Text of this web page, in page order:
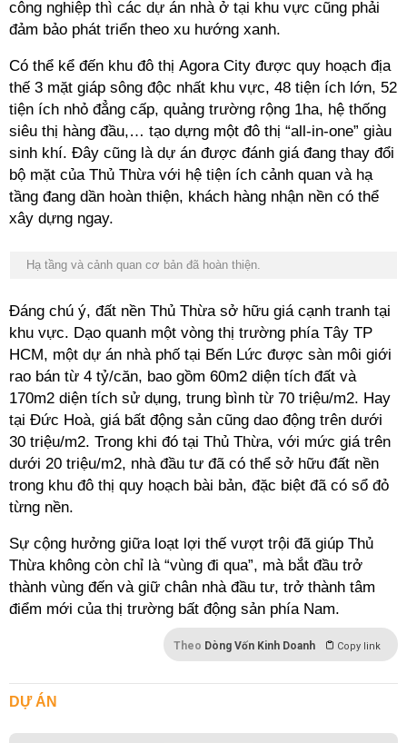
công nghiệp thì các dự án nhà ở tại khu vực cũng phải
đảm bảo phát triển theo xu hướng xanh.
Có thể kể đến khu đô thị Agora City được quy hoạch địa
thế 3 mặt giáp sông độc nhất khu vực, 48 tiện ích lớn, 52
tiện ích nhỏ đẳng cấp, quảng trường rộng 1ha, hệ thống
siêu thị hàng đầu,… tạo dựng một đô thị “all-in-one” giàu
sinh khí. Đây cũng là dự án được đánh giá đang thay đổi
bộ mặt của Thủ Thừa với hệ tiện ích cảnh quan và hạ
tầng đang dần hoàn thiện, khách hàng nhận nền có thể
xây dựng ngay.
Hạ tầng và cảnh quan cơ bản đã hoàn thiện.
Đáng chú ý, đất nền Thủ Thừa sở hữu giá cạnh tranh tại
khu vực. Dạo quanh một vòng thị trường phía Tây TP
HCM, một dự án nhà phố tại Bến Lức được sàn môi giới
rao bán từ 4 tỷ/căn, bao gồm 60m2 diện tích đất và
170m2 diện tích sử dụng, trung bình từ 70 triệu/m2. Hay
tại Đức Hoà, giá bất động sản cũng dao động trên dưới
30 triệu/m2. Trong khi đó tại Thủ Thừa, với mức giá trên
dưới 20 triệu/m2, nhà đầu tư đã có thể sở hữu đất nền
trong khu đô thị quy hoạch bài bản, đặc biệt đã có sổ đỏ
từng nền.
Sự cộng hưởng giữa loạt lợi thế vượt trội đã giúp Thủ
Thừa không còn chỉ là “vùng đi qua”, mà bắt đầu trở
thành vùng đến và giữ chân nhà đầu tư, trở thành tâm
điểm mới của thị trường bất động sản phía Nam.
Theo Dòng Vốn Kinh Doanh Copy link
DỰ ÁN